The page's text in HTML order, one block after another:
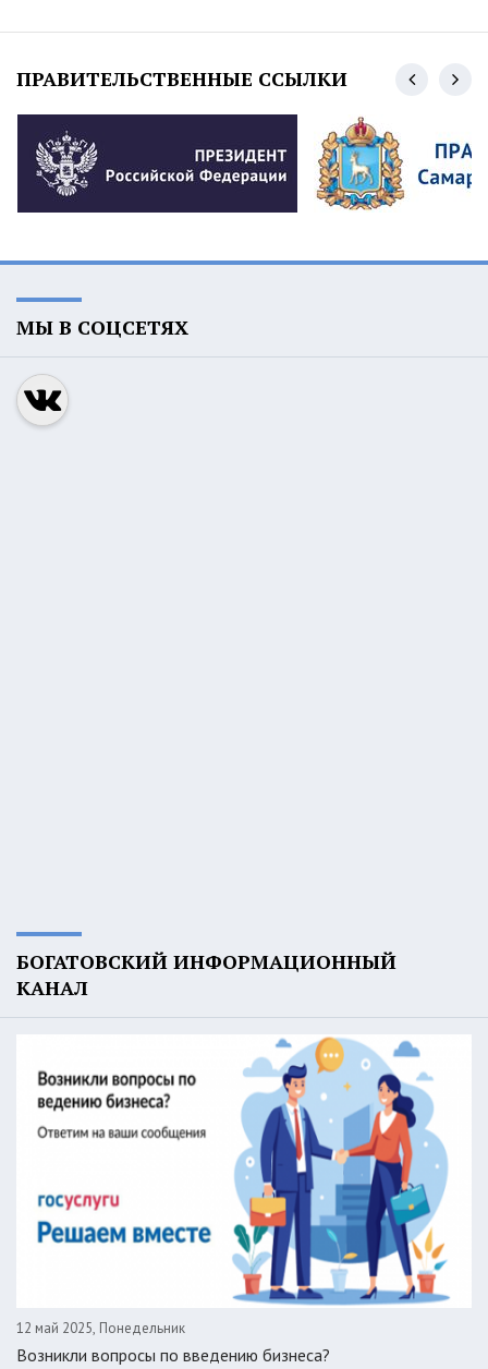
ПРАВИТЕЛЬСТВЕННЫЕ ССЫЛКИ
МЫ В СОЦСЕТЯХ
БОГАТОВСКИЙ ИНФОРМАЦИОННЫЙ
КАНАЛ
12 май 2025, Понедельник
Возникли вопросы по введению бизнеса?